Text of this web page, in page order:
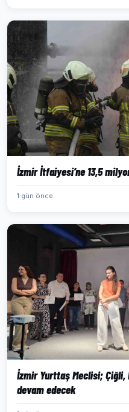
İzmir İtfaiyesi’ne 13,5
1 gün önce
İzmir Yurttaş Meclisi; Çiğli,
devam edecek